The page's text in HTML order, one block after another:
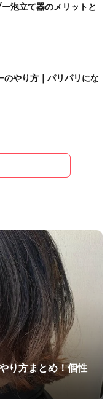
泡立て器のメリットと
のやり方｜パリパリにな
り方まとめ！個性